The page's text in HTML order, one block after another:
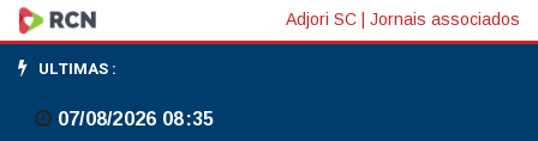
Inmet
alerta
Adjori SC Jornais associados
ULTIMAS :
07/08/2026 08:35